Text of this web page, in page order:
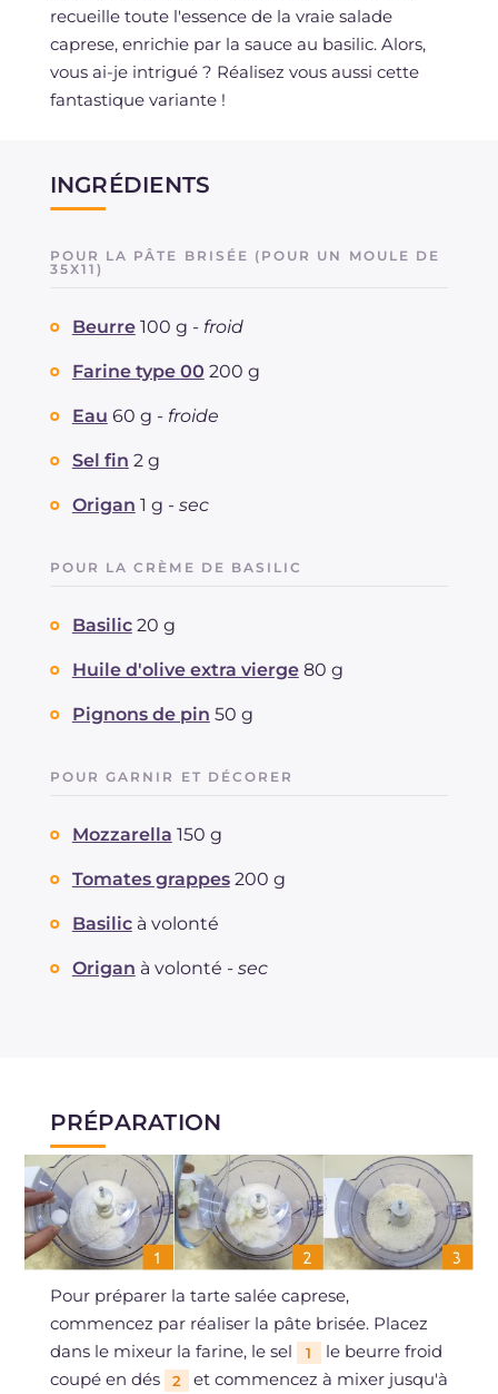
recueille toute l'essence de la vraie salade
caprese, enrichie par la sauce au basilic. Alors,
vous ai-je intrigué ? Réalisez vous aussi cette
fantastique variante !
INGRÉDIENTS
POUR LA PÂTE BRISÉE (POUR UN MOULE DE
35X11)
Beurre 100 g - froid
Farine type 00 200 g
Eau 60 g - froide
Sel fin 2 g
Origan 1 g - sec
POUR LA CRÈME DE BASILIC
Basilic 20 g
Huile d'olive extra vierge 80 g
Pignons de pin 50 g
POUR GARNIR ET DÉCORER
Mozzarella 150 g
Tomates grappes 200 g
Basilic à volonté
Origan à volonté - sec
PRÉPARATION
Pour préparer la tarte salée caprese,
commencez par réaliser la pâte brisée. Placez
dans le mixeur la farine, le sel
1
le beurre froid
coupé en dés
2
et commencez à mixer jusqu'à